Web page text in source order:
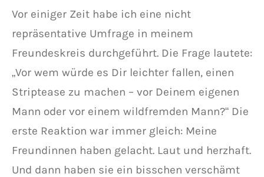
Vor einiger Zeit habe ich eine nicht
repräsentative Umfrage in meinem
Freundeskreis durchgeführt. Die Frage lautete:
„Vor wem würde es Dir leichter fallen, einen
Striptease zu machen – vor Deinem eigenen
Mann oder vor einem wildfremden Mann?“ Die
erste Reaktion war immer gleich: Meine
Freundinnen haben gelacht. Laut und herzhaft.
Und dann haben sie ein bisschen verschämt